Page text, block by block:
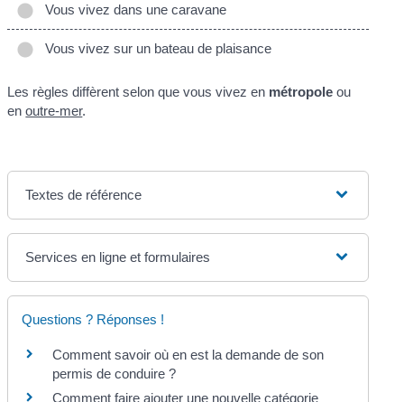
Vous vivez dans une caravane
Vous vivez sur un bateau de plaisance
Les règles diffèrent selon que vous vivez en métropole ou
enoutre-mer.
Textes de référence
Services en ligne et formulaires
Questions ? Réponses !
Comment savoir où en est la demande de son
permis de conduire ?
Comment faire ajouter une nouvelle catégorie